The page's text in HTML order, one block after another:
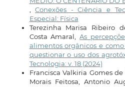
,Conexões - Ciência e
Especial: Física
Terezinha Marisa Ribeiro
Costa Amaral,As
alimentos orgânicos e
questionar o uso dos
Tecnologia: v. 18 (2024)
Francisca Valkiria Gomes
Morais Feitosa, Antonio